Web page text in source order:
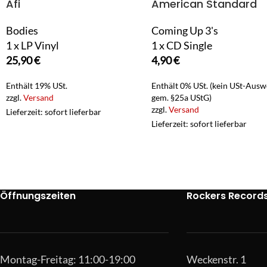
Afi
Bodies
1 x LP Vinyl
25,90€
Enthält 19% USt.
zzgl.Versand
Lieferzeit: sofort lieferbar
American Standard
Coming Up 3's
1 x CD Single
4,90€
Enthält 0% USt. (kein USt-
gem. §25a UStG)
zzgl.Versand
Lieferzeit: sofort lieferbar
Öffnungszeiten
Montag-Freitag: 11:00-19:00
Rockers
Weckenstr. 1